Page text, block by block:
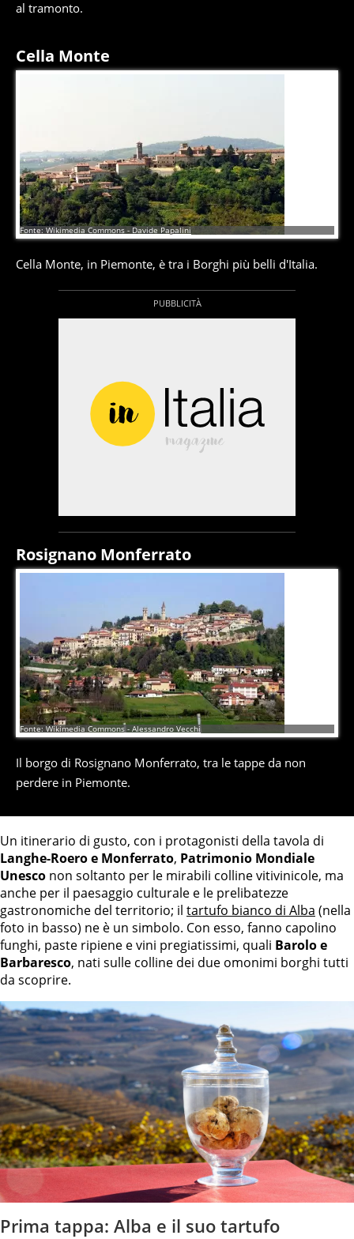
al tramonto.
Cella Monte
Fonte: Wikimedia Commons - Davide Papalini
Cella Monte, in Piemonte, è tra i Borghi più belli d'Italia.
Rosignano Monferrato
Fonte: Wikimedia Commons - Alessandro Vecchi
Il borgo di Rosignano Monferrato, tra le tappe da non
perdere in Piemonte.
Un itinerario di gusto, con i protagonisti della tavola di
Langhe-Roero e Monferrato, Patrimonio Mondiale
Unesco non soltanto per le mirabili colline vitivinicole, ma
anche per il paesaggio culturale e le prelibatezze
gastronomiche del territorio; il tartufo bianco di Alba (nella
foto in basso) ne è un simbolo. Con esso, fanno capolino
funghi, paste ripiene e vini pregiatissimi, quali Barolo e
Barbaresco, nati sulle colline dei due omonimi borghi tutti
da scoprire.
Prima tappa: Alba e il suo tartufo